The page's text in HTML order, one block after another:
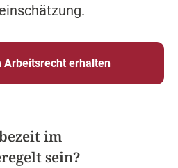
Arbeitsrecht erhalten
im
sein?